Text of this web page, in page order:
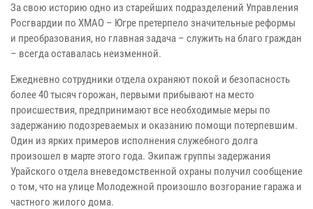
За свою историю одно из старейших подразделений Управления
Росгвардии по ХМАО – Югре претерпело значительные реформы
и преобразования, но главная задача – служить на благо граждан
– всегда оставалась неизменной.
Ежедневно сотрудники отдела охраняют покой и безопасность
более 40 тысяч горожан, первыми прибывают на место
происшествия, предпринимают все необходимые меры по
задержанию подозреваемых и оказанию помощи потерпевшим.
Один из ярких примеров исполнения служебного долга
произошел в марте этого года. Экипаж группы задержания
Урайского отдела вневедомственной охраны получил сообщение
о том, что на улице Молодежной произошло возгорание гаража и
частного жилого дома.